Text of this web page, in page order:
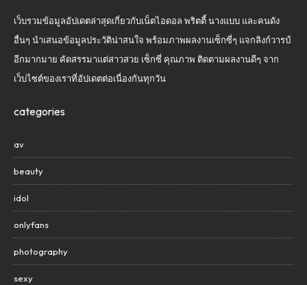
เว็บรวมข้อมูลอัปเดตล่าสุดเกี่ยวกับเน็ตไอดอล พริตตี้ นางแบบ และคนดัง
อื่นๆ นำเสนอข้อมูลประวัติน่าสนใจ พร้อมภาพผลงานเซ็กซี่ๆ แจกลิงก์วารป์
อีกมากมาย คัดสรรมาแต่สาวสวย เซ็กซี่ คุณภาพ ติดตามผลงานดีๆ จาก
เว็บไซต์ของเราที่อัปเดตต่อเนื่องกันทุกวัน
categories
av
beauty
idol
onlyfans
photography
sexy